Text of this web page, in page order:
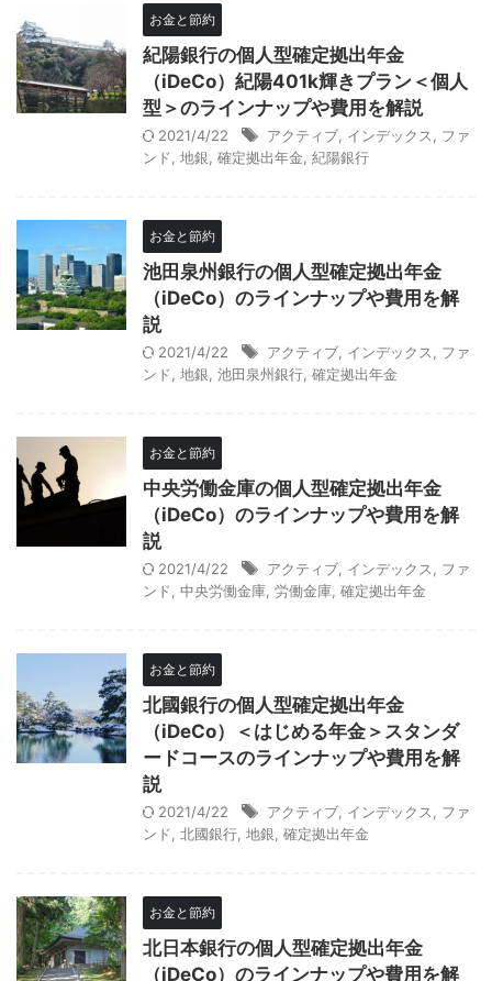
お金と節約
紀陽銀行の個人型確定拠出年金
（iDeCo）紀陽401k輝きプラン＜個人
型＞のラインナップや費用を解説
2021/4/22 アクティブ インデックス
ファ
ンド
地銀 確定拠出年金 紀陽銀行
お金と節約
池田泉州銀行の個人型確定拠出年金
（iDeCo）のラインナップや費用を解
説
2021/4/22 アクティブ インデックス
ファ
ンド
地銀 池田泉州銀行 確定拠出年金
お金と節約
中央労働金庫の個人型確定拠出年金
（iDeCo）のラインナップや費用を解
説
2021/4/22 アクティブ インデックス
ファ
ンド
中央労働金庫 労働金庫 確定拠出年金
お金と節約
北國銀行の個人型確定拠出年金
（iDeCo）＜はじめる年金＞スタンダ
ードコースのラインナップや費用を解
説
2021/4/22 アクティブ インデックス
ファ
ンド
北國銀行 地銀 確定拠出年金
お金と節約
北日本銀行の個人型確定拠出年金
（iDeCo）のラインナップや費用を解